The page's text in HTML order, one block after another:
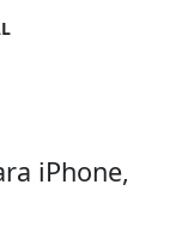
iPhone,